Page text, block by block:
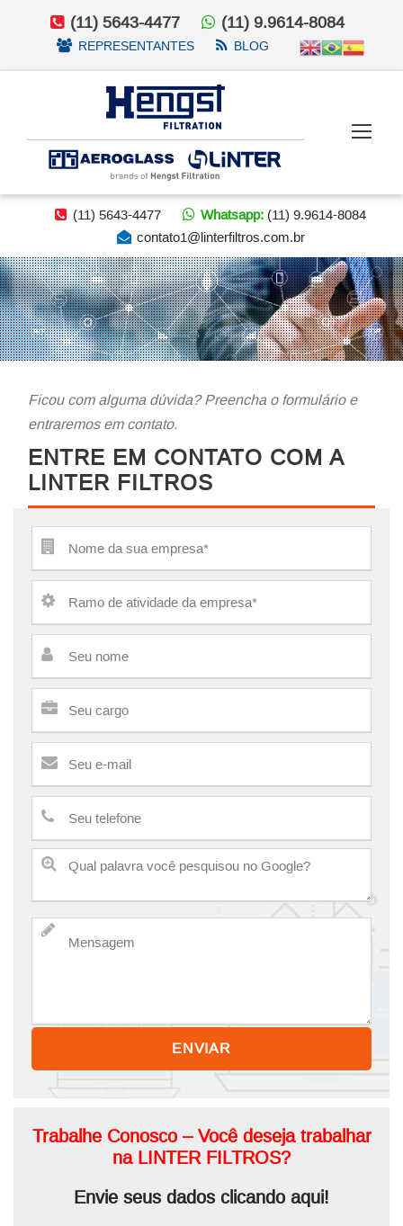
(11) 5643-4477 (11) 9.9614-8084
REPRESENTANTES BLOG
(11) 5643-4477 Whatsapp: (11) 9.9614-8084
contato1@linterfiltros.com.br
Ficou com alguma dúvida? Preencha o formulário e
entraremos em contato.
ENTRE EM CONTATO COM A
LINTER FILTROS
Trabalhe Conosco– Você deseja trabalhar
na LINTER FILTROS?
Envie seus dados clicando aqui!